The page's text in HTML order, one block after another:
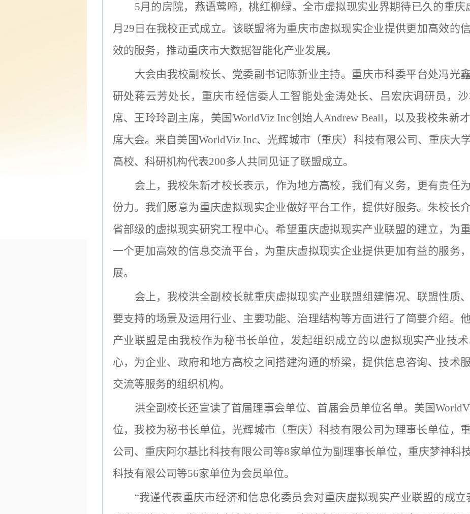
5月的房院，燕语莺啼，桃红柳绿。全市虚拟现实业界期待已久的重庆
月29日在我校正式成立。 该联盟将为重庆市虚拟现实企业提供更加高效的
效的服务，推动重庆市大数据智能化产业发展。
大会由我校副校长、党委副书记陈新业主持。重庆市科委平台处冯光
研处蒋云芳处长，重庆市经信委人工智能处金涛处长、吕宏庆调研员，
席、王玲玲副主席，美国WorldViz Inc创始人Andrew Beall，以及我校朱新
席大会。来自美国WorldViz Inc、光辉城市（重庆）科技有限公司、重庆大
高校、科研机构代表200多人共同见证了联盟成立。
会上，我校朱新才校长表示，作为地方高校，我们有义务，更有责任
份力。我们愿意为重庆虚拟现实企业做好平台工作，提供好服务。朱校长
省部级的虚拟现实研究工程中心。希望重庆虚拟现实产业联盟的建立，为
一个更加高效的信息交流平台，为重庆虚拟现实企业提供更加有益的服务
展。
会上，我校洪全副校长就重庆虚拟现实产业联盟组建情况、联盟性质
要支持的场景及运用行业、主要功能、治理结构等方面进行了简要介绍。
产业联盟是由我校作为秘书长单位，发起组织成立的以虚拟现实产业技
心，为企业、政府和地方高校之间搭建沟通的桥梁，提供信息咨询、技术
交流等服务的组织机构。
洪全副校长还宣读了首届理事会单位、首届会员单位名单。美国
位，我校为秘书长单位，光辉城市（重庆）科技有限公司为理事长单位，
公司、重庆阿尔基比科技有限公司等8家单位为副理事长单位， 重庆梦神科
科技有限公司等56家单位为会员单位。
“我谨代表重庆市经济和信息化委员会对重庆虚拟现实产业联盟的成立